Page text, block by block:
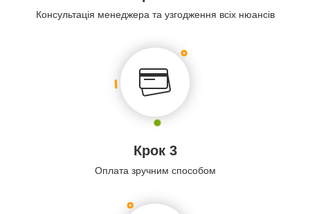
Консультація менеджера та узгодження всіх нюансів
Крок 3
Оплата зручним способом